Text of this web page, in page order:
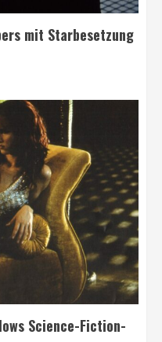
mit Starbesetzung
Science-Fiction-